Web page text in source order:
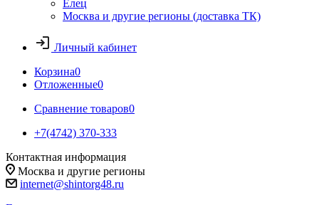
Елец
Москва и другие регионы (доставка ТК)
Личный кабинет
Корзина0
Отложенные0
Сравнение товаров0
+7(4742) 370-333
Контактная информация
Москва и другие регионы
internet@shintorg48.ru